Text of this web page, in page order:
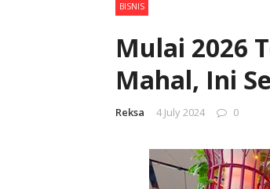
BISNIS
Mulai 2026
Mahal, Ini
Reksa 4 July 2024 0